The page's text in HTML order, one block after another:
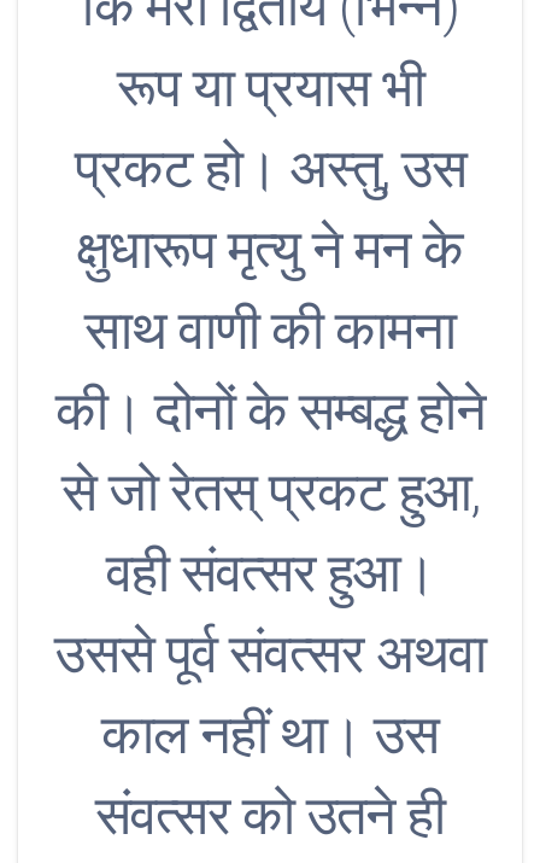
रूप या प्रयास भी
प्रकट हो। अस्तु, उस
क्षुधारूप मृत्यु ने मन के
साथ वाणी की कामना
की। दोनों के सम्बद्ध होने
से जो रेतस् प्रकट हुआ,
वही संवत्सर हुआ।
उससे पूर्व संवत्सर अथवा
काल नहीं था। उस
संवत्सर को उतने ही